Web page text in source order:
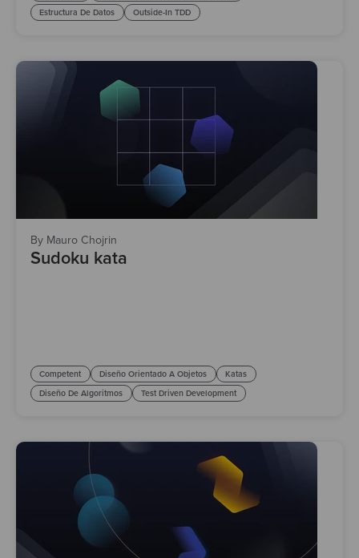
Estructura De Datos
Outside-In TDD
By Mauro Chojrin
Sudoku kata
Competent Diseño Orientado A Objetos
Katas
Diseño De Algoritmos
Test Driven Development